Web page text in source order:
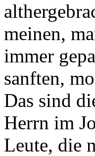
meinen,
immer
sanften,
Das sind
Herrn im
Leute, die